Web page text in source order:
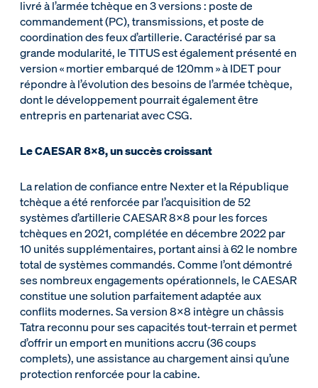
livré à l’armée tchèque en 3 versions : poste de
commandement (PC), transmissions, et poste de
coordination des feux d’artillerie. Caractérisé par sa
grande modularité, le TITUS est également présenté en
version « mortier embarqué de 120mm » à IDET pour
répondre à l’évolution des besoins de l’armée tchèque,
dont le développement pourrait également être
entrepris en partenariat avec CSG.
Le CAESAR 8x8, un succès croissant
La relation de confiance entre Nexter et la République
tchèque a été renforcée par l’acquisition de 52
systèmes d’artillerie CAESAR 8x8 pour les forces
tchèques en 2021, complétée en décembre 2022 par
10 unités supplémentaires, portant ainsi à 62 le nombre
total de systèmes commandés. Comme l’ont démontré
ses nombreux engagements opérationnels, le CAESAR
constitue une solution parfaitement adaptée aux
conflits modernes. Sa version 8x8 intègre un châssis
Tatra reconnu pour ses capacités tout-terrain et permet
d’offrir un emport en munitions accru (36 coups
complets), une assistance au chargement ainsi qu’une
protection renforcée pour la cabine.